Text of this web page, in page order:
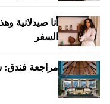
السفر
مراجعة فندق: